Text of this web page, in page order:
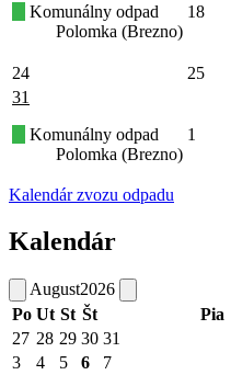
Komunálny odpad
Polomka (Brezno)
18
24 25
31
Komunálny odpad
Polomka (Brezno)
1
Kalendár zvozu odpadu
Kalendár
August2026
Po Ut St Št Pia
27 28 29 30 31
3
4 5 6 7